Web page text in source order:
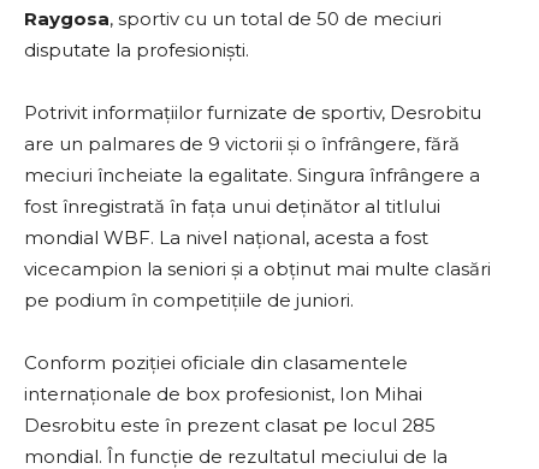
Raygosa, sportiv cu un total de 50 de meciuri
disputate la profesioniști.
Potrivit informațiilor furnizate de sportiv, Desrobitu
are un palmares de 9 victorii și o înfrângere, fără
meciuri încheiate la egalitate. Singura înfrângere a
fost înregistrată în fața unui deținător al titlului
mondial WBF. La nivel național, acesta a fost
vicecampion la seniori și a obținut mai multe clasări
pe podium în competițiile de juniori.
Conform poziției oficiale din clasamentele
internaționale de box profesionist, Ion Mihai
Desrobitu este în prezent clasat pe locul 285
mondial. În funcție de rezultatul meciului de la